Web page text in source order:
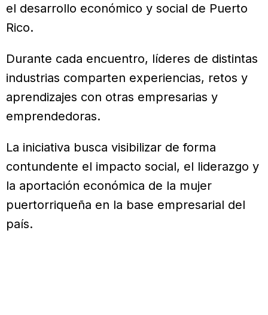
el desarrollo económico y social de Puerto
Rico.
Durante cada encuentro, líderes de distintas
industrias comparten experiencias, retos y
aprendizajes con otras empresarias y
emprendedoras.
La iniciativa busca visibilizar de forma
contundente el impacto social, el liderazgo y
la aportación económica de la mujer
puertorriqueña en la base empresarial del
país.